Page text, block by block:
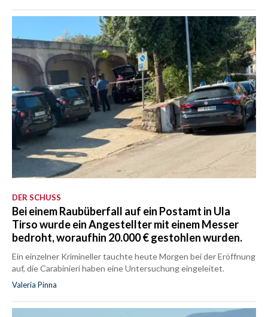
DER SCHUSS
Bei einem Raubüberfall auf ein Postamt in Ula
Tirso wurde ein Angestellter mit einem Messer
bedroht, woraufhin 20.000 € gestohlen wurden.
Ein einzelner Krimineller tauchte heute Morgen bei der Eröffnung
auf, die Carabinieri haben eine Untersuchung eingeleitet.
Valeria Pinna